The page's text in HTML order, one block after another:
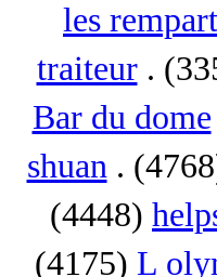
les
traiteur.
Bar du dome
shuan.
(4448)
(4175) L